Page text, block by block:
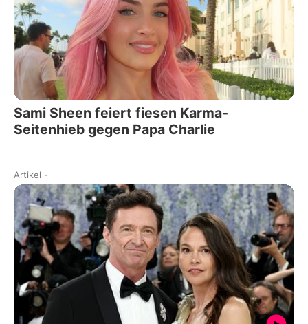
Sami Sheen feiert fiesen Karma-
Seitenhieb gegen Papa Charlie
Artikel -